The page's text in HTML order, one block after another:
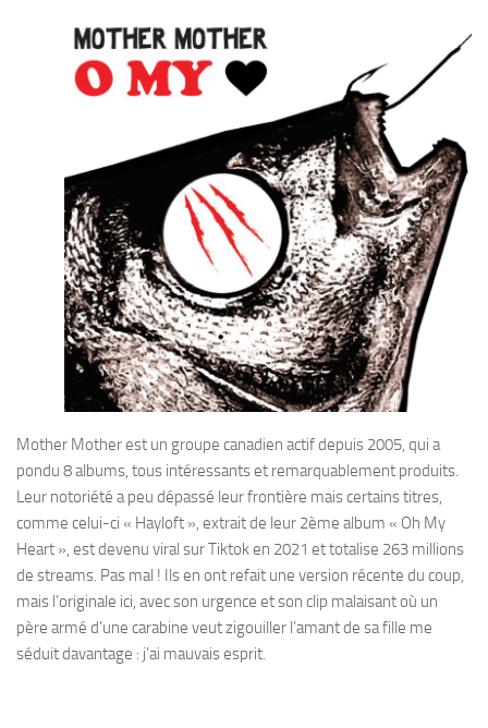
Mother Mother est un groupe canadien actif depuis 2005, qui a
pondu 8 albums, tous intéressants et remarquablement produits.
Leur notoriété a peu dépassé leur frontière mais certains titres,
comme celui-ci « Hayloft », extrait de leur 2ème album « Oh My
Heart », est devenu viral sur Tiktok en 2021 et totalise 263 millions
de streams. Pas mal ! Ils en ont refait une version récente du coup,
mais l’originale ici, avec son urgence et son clip malaisant où un
père armé d’une carabine veut zigouiller l’amant de sa fille me
séduit davantage : j’ai mauvais esprit.